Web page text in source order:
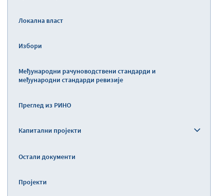
Локална власт
Избори
Међународни рачуноводствени стандарди и
међународни стандарди ревизије
Преглед из РИНО
Капитални пројекти
Остали документи
Пројекти